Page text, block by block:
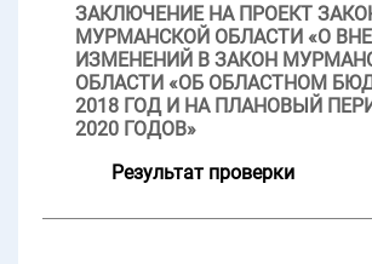
ЗАКЛЮЧЕНИЕ НА ПРОЕКТ
МУРМАНСКОЙ ОБЛАСТИ «О
ИЗМЕНЕНИЙ В ЗАКОН
ОБЛАСТИ «ОБ ОБЛАСТНОМ
2018 ГОД И НА ПЛАНОВЫЙ
2020 ГОДОВ»
Результат проверки